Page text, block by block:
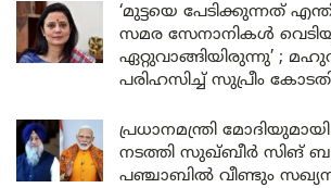
‘മുട്ടയെ പേടിക്കുന്നത്
സമര സേനാനികൾ
ഏറ്റുവാങ്ങിയിരുന്നു’ ;
പരിഹസിച്ച് സുപ്രീം
പ്രധാനമന്ത്രി
നടത്തി സുഖ്ബീർ സിങ്
പഞ്ചാബിൽ വീണ്ടും